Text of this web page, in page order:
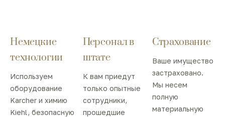
Немецкие
технологии
Используем
оборудование
Karcher и химию
Kiehl, безопасную
Персонал в
штате
К вам приедут
только опытные
сотрудники,
прошедшие
Страхование
Ваше имущество
застраховано.
Мы несем
полную
материальную